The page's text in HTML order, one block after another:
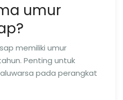
umur
memiliki umur
Penting untuk
pada perangkat